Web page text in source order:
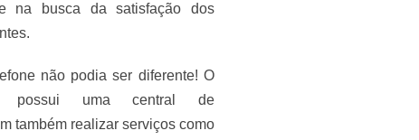
na busca da satisfação dos
não podia ser diferente! O
possui uma central de
também realizar serviços como